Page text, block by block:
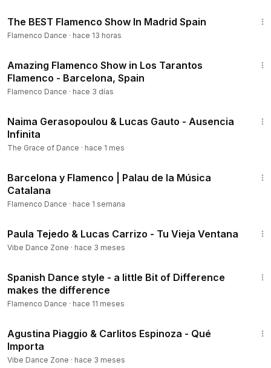
The BEST Flamenco Show In Madrid Spain
Flamenco Dance · hace 13 horas
Amazing Flamenco Show in Los Tarantos
Flamenco - Barcelona, Spain
Flamenco Dance · hace 3 días
Naima Gerasopoulou & Lucas Gauto - Ausencia
Infinita
The Grace of Dance · hace 1 mes
Barcelona y Flamenco | Palau de la Música
Catalana
Flamenco Dance · hace 1 semana
Paula Tejedo & Lucas Carrizo - Tu Vieja Ventana
Vibe Dance Zone · hace 3 meses
Spanish Dance style - a little Bit of Difference
makes the difference
Flamenco Dance · hace 11 meses
Agustina Piaggio & Carlitos Espinoza - Qué
Importa
Vibe Dance Zone · hace 3 meses